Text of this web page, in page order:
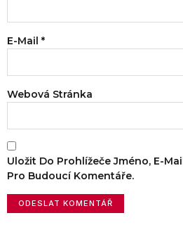
E-Mail *
Webová Stránka
Uložit Do Prohlížeče Jméno, E-
Pro Budoucí Komentáře.